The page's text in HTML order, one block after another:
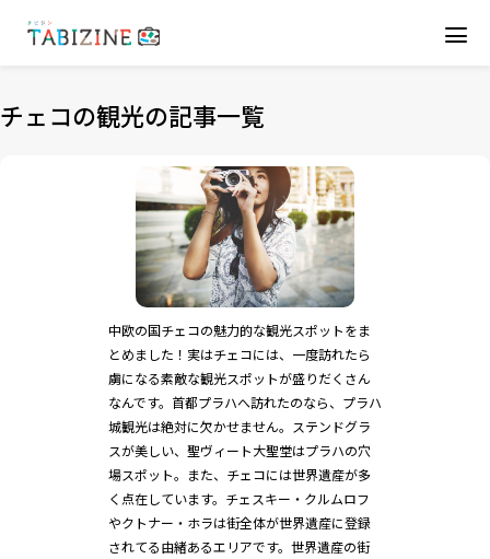
チェコの観光の記事一覧
中欧の国チェコの魅力的な観光スポットをま
とめました！実はチェコには、一度訪れたら
虜になる素敵な観光スポットが盛りだくさん
なんです。首都プラハへ訪れたのなら、プラハ
城観光は絶対に欠かせません。ステンドグラ
スが美しい、聖ヴィート大聖堂はプラハの穴
場スポット。また、チェコには世界遺産が多
く点在しています。チェスキー・クルムロフ
やクトナー・ホラは街全体が世界遺産に登録
されてる由緒あるエリアです。世界遺産の街